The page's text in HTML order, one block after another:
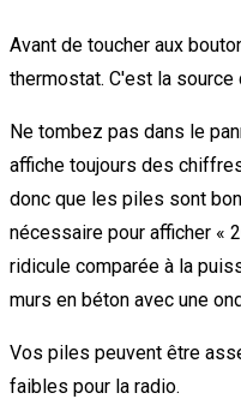
Avant de toucher aux
thermostat. C'est la source
Ne tombez pas dans le
affiche toujours des
donc que les piles sont
nécessaire pour afficher «
ridicule comparée à la
murs en béton avec une
Vos piles peuvent être
faibles pour la radio.